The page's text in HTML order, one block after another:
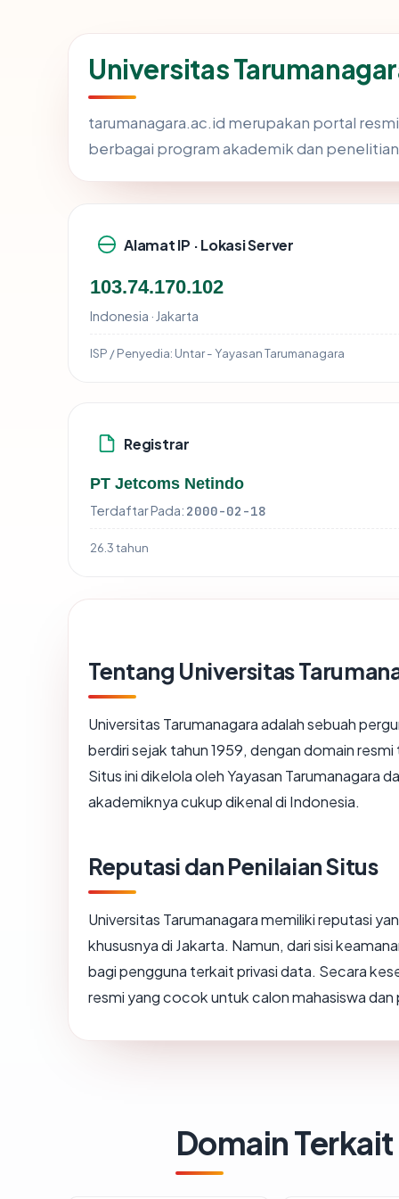
Universitas
tarumanagara.ac.id merupakan portal
berbagai program akademik dan
Alamat IP · Lokasi Server
103.74.170.102
Indonesia · Jakarta
ISP / Penyedia: Untar - Yayasan Tarumanagara
Registrar
PT Jetcoms Netindo
Terdaftar Pada: 2000-02-18
26.3 tahun
Tentang Universitas
Universitas Tarumanagara adalah sebuah
berdiri sejak tahun 1959, dengan domain
Situs ini dikelola oleh Yayasan Tarumanagara
akademiknya cukup dikenal di Indonesia.
Reputasi dan Penilaian Situs
Universitas Tarumanagara memiliki reputasi
khususnya di Jakarta. Namun, dari sisi
bagi pengguna terkait privasi data. Secara
resmi yang cocok untuk calon mahasiswa
Domain Terkait